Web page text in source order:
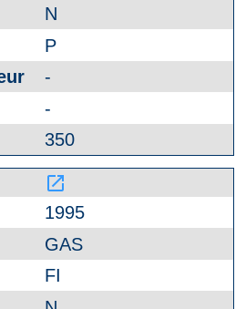
N
P
-
-
350
launch
1995
GAS
FI